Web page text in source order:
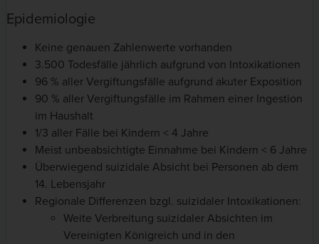
Epidemiologie
Keine genauen Zahlenwerte vorhanden
3.500 Todesfälle jährlich aufgrund von Intoxikationen
96 % aller Vergiftungsfälle aufgrund akuter Exposition
90 % aller Vergiftungsfälle im Rahmen einer Ingestion
im Haushalt
1/3 aller Fälle bei Kindern < 4 Jahre
Meist unbeabsichtigte Einnahme bei Kindern < 6 Jahre
Überwiegend suizidale Absicht bei Personen ab dem
14. Lebensjahr
Regionale Differenzen bzgl. suizidaler Intoxikationen:
Weite Verbreitung suizidaler Absichten im
Vereinigten Königreich und in den